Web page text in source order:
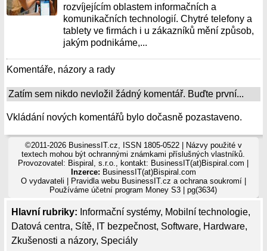
Hlavní rubriky: Informační systémy, Mobilní technologie,
Datová centra, Sítě, IT bezpečnost, Software, Hardware,
Zkušenosti a názory, Speciály
rozvíjejícím oblastem informačních a
komunikačních technologií. Chytré telefony a
tablety ve firmách i u zákazníků mění způsob,
jakým podnikáme,...
Komentáře, názory a rady
Zatím sem nikdo nevložil žádný komentář. Buďte první...
Vkládání nových komentářů bylo dočasně pozastaveno.
©2011-2026 BusinessIT.cz, ISSN 1805-0522 | Názvy použité v
textech mohou být ochrannými známkami příslušných vlastníků.
Provozovatel: Bispiral, s.r.o., kontakt: BusinessIT(at)Bispiral.com |
Inzerce: BusinessIT(at)Bispiral.com
O vydavateli
Pravidla webu BusinessIT.cz a ochrana soukromí|
Používámeúčetní program Money S3 | pg(3634)